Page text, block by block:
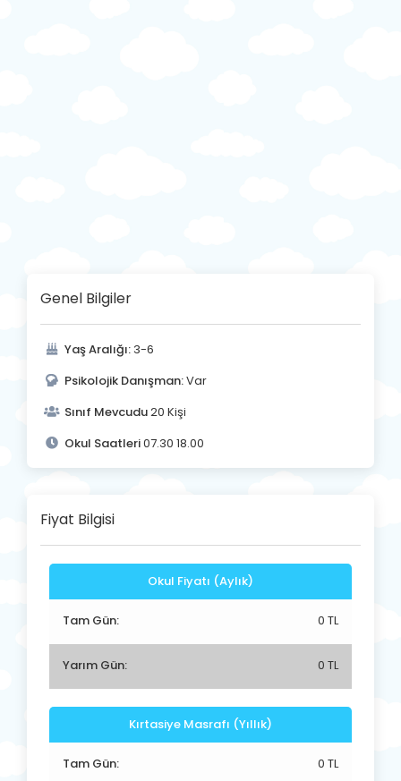
Genel Bilgiler
Yaş Aralığı: 3-6
Psikolojik Danışman:Var
Sınıf Mevcudu20 Kişi
Okul Saatleri07.30 18.00
Fiyat Bilgisi
Okul Fiyatı (Aylık)
Tam Gün: 0 TL
Yarım Gün: 0 TL
Kırtasiye Masrafı (Yıllık)
Tam Gün: 0 TL